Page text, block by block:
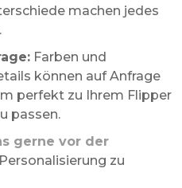
machen jedes
Farben und
können auf Anfrage
perfekt zu Ihrem Flipper
passen.
gerne vor der
zu